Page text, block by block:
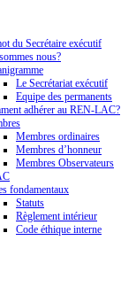
du Secrétaire exécutif
nous?
Le Secrétariat exécutif
Equipe des permanents
adhérer au REN-LAC?
Membres ordinaires
Membres d’honneur
Membres Observateurs
fondamentaux
Statuts
Règlement intérieur
Code éthique interne